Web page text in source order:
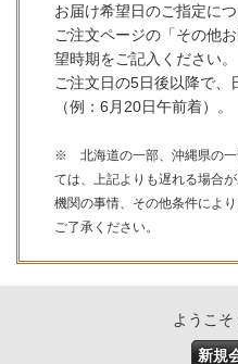
お届け希望日のご指定につ
ご注文ページの「その他
望時期をご記入ください。
ご注文日の5日後以降で
（例：6月20日午前着）。
※ 北海道の一部、沖縄県の一
ては、上記よりも遅れる場合
機関の事情、その他条件によ
ご了承ください。
ようこ
新規